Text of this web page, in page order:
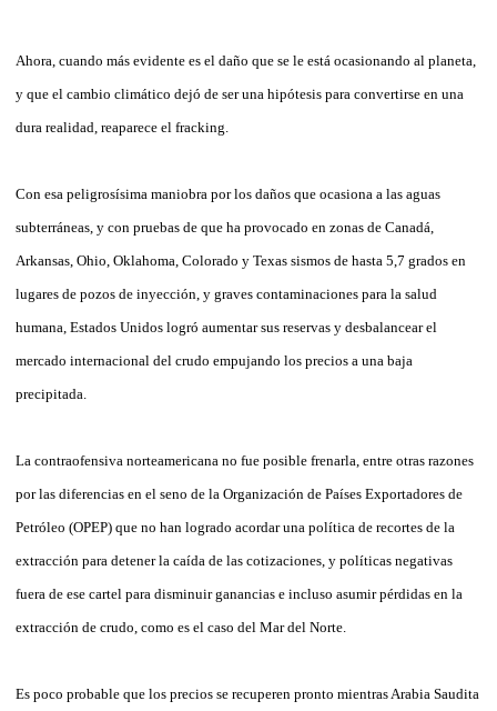
Ahora, cuando más evidente es el daño que se le está ocasionando al planeta,
y que el cambio climático dejó de ser una hipótesis para convertirse en una
dura realidad, reaparece el fracking.
Con esa peligrosísima maniobra por los daños que ocasiona a las aguas
subterráneas, y con pruebas de que ha provocado en zonas de Canadá,
Arkansas, Ohio, Oklahoma, Colorado y Texas sismos de hasta 5,7 grados en
lugares de pozos de inyección, y graves contaminaciones para la salud
humana, Estados Unidos logró aumentar sus reservas y desbalancear el
mercado internacional del crudo empujando los precios a una baja
precipitada.
La contraofensiva norteamericana no fue posible frenarla, entre otras razones
por las diferencias en el seno de la Organización de Países Exportadores de
Petróleo (OPEP) que no han logrado acordar una política de recortes de la
extracción para detener la caída de las cotizaciones, y políticas negativas
fuera de ese cartel para disminuir ganancias e incluso asumir pérdidas en la
extracción de crudo, como es el caso del Mar del Norte.
Es poco probable que los precios se recuperen pronto mientras Arabia Saudita